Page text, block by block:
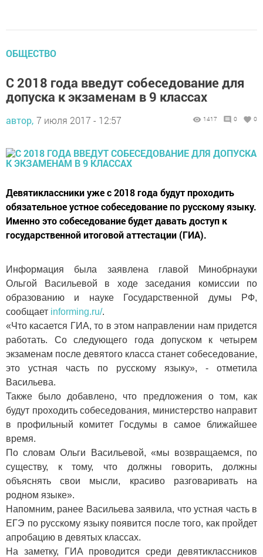
ОБЩЕСТВО
С 2018 года введут собеседование для
допуска к экзаменам в 9 классах
автор, 7 июля 2017 - 12:57 1417 0 0
Девятиклассники уже с 2018 года будут проходить
обязательное устное собеседование по русскому языку.
Именно это собеседование будет давать доступ к
государственной итоговой аттестации (ГИА).
Информация была заявлена главой Минобрнауки
Ольгой Васильевой в ходе заседания комиссии по
образованию и науке Государственной думы РФ,
сообщает informing.ru/.
«Что касается ГИА, то в этом направлении нам придется
работать. Со следующего года допуском к четырем
экзаменам после девятого класса станет собеседование,
это устная часть по русскому языку», - отметила
Васильева.
Также было добавлено, что предложения о том, как
будут проходить собеседования, министерство направит
в профильный комитет Госдумы в самое ближайшее
время.
По словам Ольги Васильевой, «мы возвращаемся, по
существу, к тому, что должны говорить, должны
объяснять свои мысли, красиво разговаривать на
родном языке».
Напомним, ранее Васильева заявила, что устная часть в
ЕГЭ по русскому языку появится после того, как пройдет
апробацию в девятых классах.
На заметку, ГИА проводится среди девятиклассников